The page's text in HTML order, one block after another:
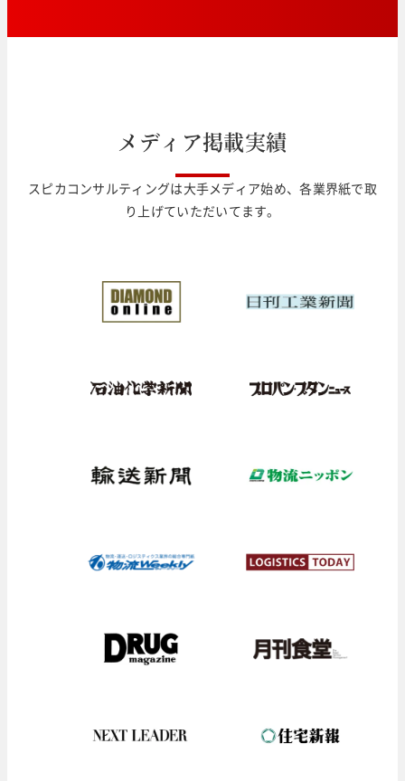
メ ディ ア掲載実績
スピカコンサルティングは大手メディア始め、各業界紙で取
り上げていただいてます。